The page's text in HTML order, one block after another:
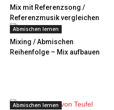
Mix mit Referenzsong /
Referenzmusik vergleichen
Abmischen lernen
Mixing / Abmischen
Reihenfolge – Mix aufbauen
Abmischen lernen